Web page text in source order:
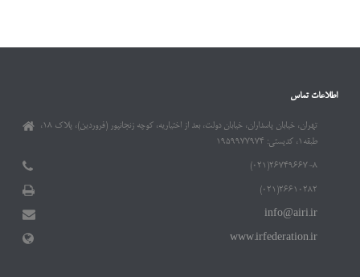
اطلاعات تماس
تهران، خیابان پاسداران، خیابان دولت، بعد از اختیاریه، کوچه زنجانپور (فروردین)، پلاک ۱۸،
طبقه۱، کدپستی: ۱۹۵۹۹۷۷۹۷۴
۲۶۷۴۹۶۶۷-۸(۰۲۱)
۲۶۶۱۰۲۸۲(۰۲۱)
info@airi.ir
www.irfederation.ir